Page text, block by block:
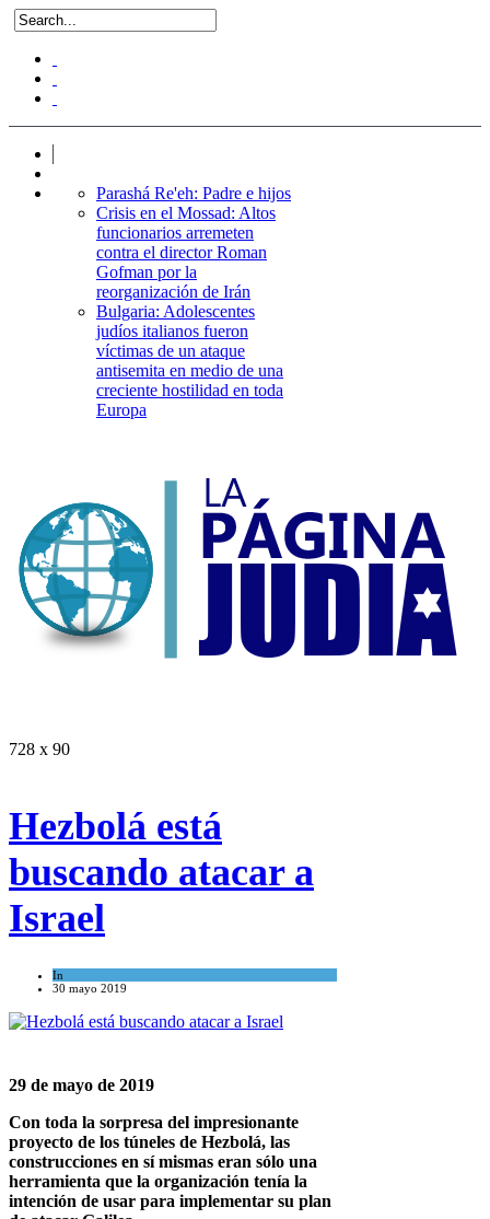
Parashá Re'eh: Padre e hijos
Crisis en el Mossad: Altos
funcionarios arremeten
contra el director Roman
Gofman por la
reorganización de Irán
Bulgaria: Adolescentes
judíos italianos fueron
víctimas de un ataque
antisemita en medio de una
creciente hostilidad en toda
Europa
728 x 90
Hezbolá está
buscando atacar a
Israel
In
30 mayo 2019
29 de mayo de 2019
Con toda la sorpresa del impresionante
proyecto de los túneles de Hezbolá, las
construcciones en sí mismas eran sólo una
herramienta que la organización tenía la
intención de usar para implementar su plan